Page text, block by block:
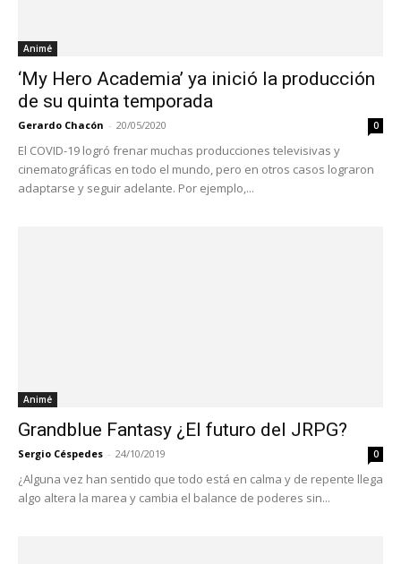
Animé
‘My Hero Academia’ ya inició la producción
de su quinta temporada
Gerardo Chacón - 20/05/2020 0
El COVID-19 logró frenar muchas producciones televisivas y
cinematográficas en todo el mundo, pero en otros casos lograron
adaptarse y seguir adelante. Por ejemplo,...
Animé
Grandblue Fantasy ¿El futuro del JRPG?
Sergio Céspedes - 24/10/2019 0
¿Alguna vez han sentido que todo está en calma y de repente llega
algo altera la marea y cambia el balance de poderes sin...